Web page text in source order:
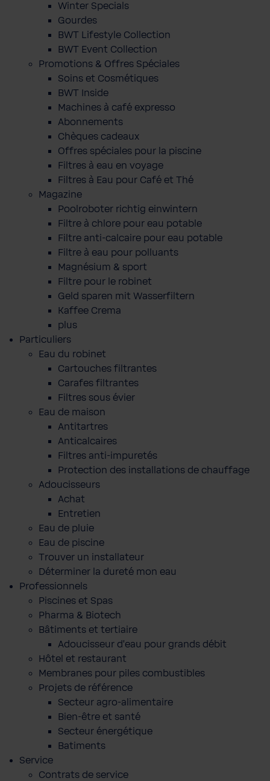
Winter Specials
Gourdes
BWT Lifestyle Collection
BWT Event Collection
Promotions & Offres Spéciales
Soins et Cosmétiques
BWT Inside
Machines à café expresso
Abonnements
Chèques cadeaux
Offres spéciales pour la piscine
Filtres à eau en voyage
Filtres à Eau pour Café et Thé
Magazine
Poolroboter richtig einwintern
Filtre à chlore pour eau potable
Filtre anti-calcaire pour eau potable
Filtre à eau pour polluants
Magnésium & sport
Filtre pour le robinet
Geld sparen mit Wasserfiltern
Kaffee Crema
plus
Particuliers
Eau du robinet
Cartouches filtrantes
Carafes filtrantes
Filtres sous évier
Eau de maison
Antitartres
Anticalcaires
Filtres anti-impuretés
Protection des installations de chauffage
Adoucisseurs
Achat
Entretien
Eau de pluie
Eau de piscine
Trouver un installateur
Déterminer la dureté mon eau
Professionnels
Piscines et Spas
Pharma & Biotech
Bâtiments et tertiaire
Adoucisseur d'eau pour grands débit
Hôtel et restaurant
Membranes pour piles combustibles
Projets de référence
Secteur agro-alimentaire
Bien-être et santé
Secteur énergétique
Batiments
Service
Contrats de service